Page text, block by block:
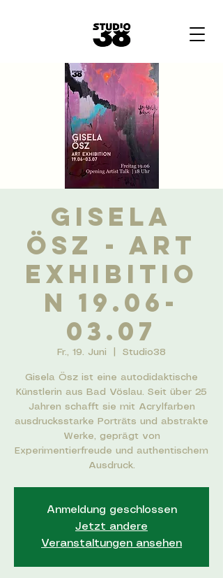
Gisela
Ösz - Art
Exhibitio
n 19.06-
03.07
Fr., 19. Juni Studio38
Gisela Ösz ist eine autodidaktische
Künstlerin aus Bad Vöslau. Seit über 25
Jahren schafft sie mit Acrylfarben
ausdrucksstarke Porträts und abstrakte
Werke, geprägt von
Experimentierfreude und authentischem
Ausdruck.
Anmeldung geschlossen
Jetzt andere
Veranstaltungen ansehen